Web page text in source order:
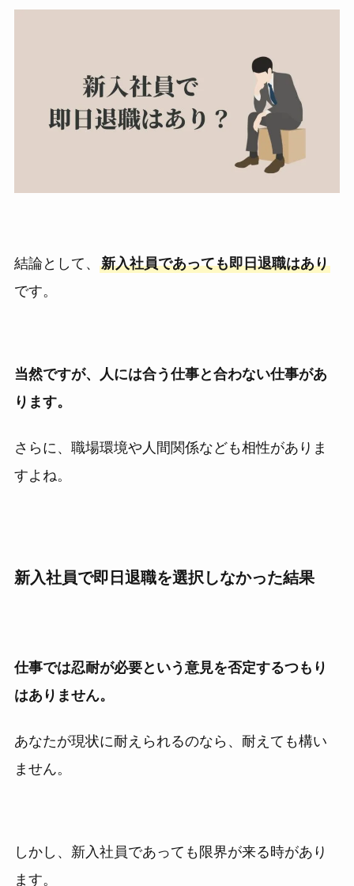
結論として、 新入社員であっても即日退職はあり
です。
当然ですが、人には合う仕事と合わない仕事があ
ります。
さらに、職場環境や人間関係なども相性がありま
すよね。
新入社員で即日退職を選択しなかった結果
仕事では忍耐が必要という意見を否定するつもり
はありません。
あなたが現状に耐えられるのなら、耐えても構い
ません。
しかし、新入社員であっても限界が来る時があり
ます。